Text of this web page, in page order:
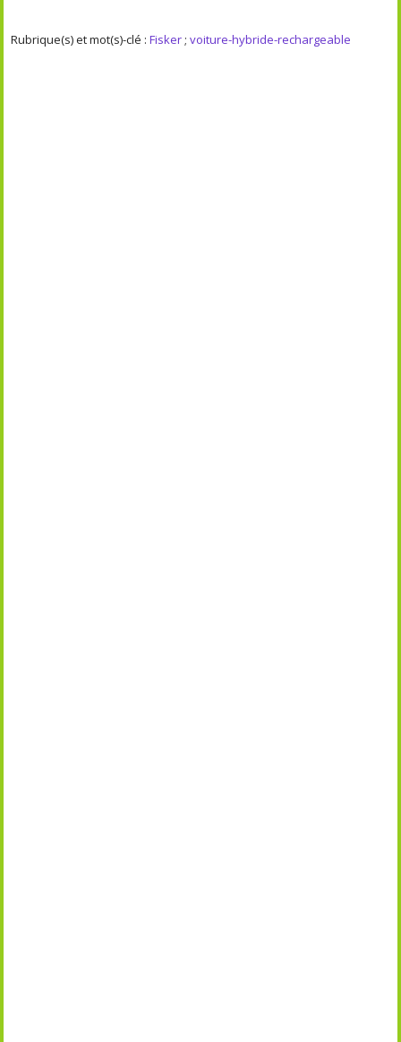
Rubrique(s) et mot(s)-clé :Fisker ;voiture-hybride-rechargeable